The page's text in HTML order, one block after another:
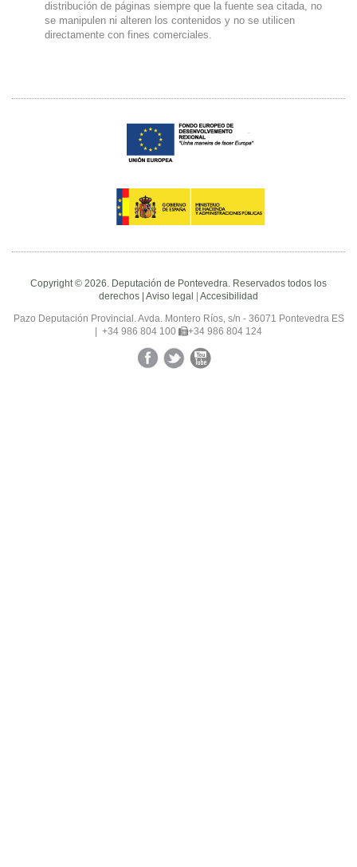
distribución de páginas siempre que la fuente sea citada, no
se manipulen ni alteren los contenidos y no se utilicen
directamente con fines comerciales.
Copyright © 2026. Deputación de Pontevedra. Reservados todos los
derechos | Aviso legal | Accesibilidad
Pazo Deputación Provincial. Avda. Montero Ríos, s/n - 36071 Pontevedra ES
| +34 986 804 100
+34 986 804 124
FacebookTwitterYouTube